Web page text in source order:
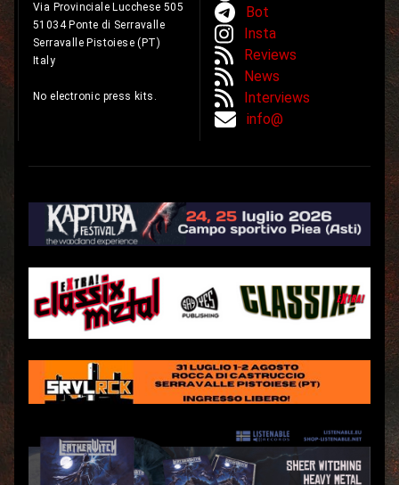
Via Provinciale Lucchese 505
51034 Ponte di Serravalle
Serravalle Pistoiese (PT)
Italy
No electronic press kits.
Bot
Insta
Reviews
News
Interviews
info@